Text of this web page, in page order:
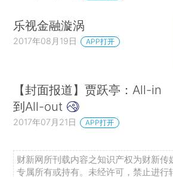
乐视金融漩涡
2017年08月19日 APP打开
【封面报道】贾跃亭：All-in
到All-out
2017年07月21日 APP打开
财新网所刊载内容之知识产权为财新传
专属所有或持有。未经许可，禁止进行